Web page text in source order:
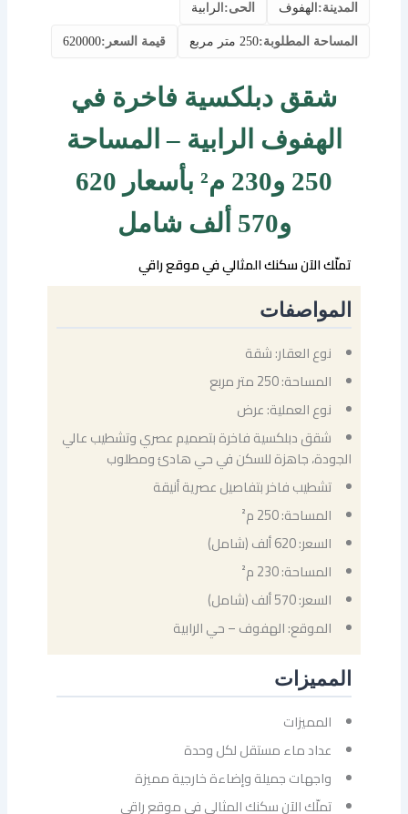
المدينة: الهفوف الحى: الرابية
المساحة المطلوبة:250 متر مربع قيمة السعر:620000
شقق دبلكسية فاخرة في
الهفوف الرابية – المساحة
250 و230 م² بأسعار 620
و570 ألف شامل
تملّك الآن سكنك المثالي في موقع راقي
المواصفات
نوع العقار: شقة
المساحة: 250 متر مربع
نوع العملية: عرض
شقق دبلكسية فاخرة بتصميم عصري وتشطيب عالي
الجودة، جاهزة للسكن في حي هادئ ومطلوب
تشطيب فاخر بتفاصيل عصرية أنيقة
المساحة: 250 م²
السعر: 620 ألف (شامل)
المساحة: 230 م²
السعر: 570 ألف (شامل)
الموقع: الهفوف – حي الرابية
المميزات
المميزات
عداد ماء مستقل لكل وحدة
واجهات جميلة وإضاءة خارجية مميزة
تملّك الآن سكنك المثالي في موقع راقي